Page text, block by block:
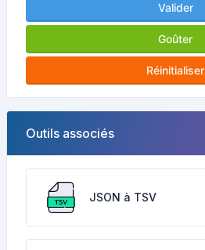
Valider
Goûter
Réinitialiser
Outils associés
JSON à TSV